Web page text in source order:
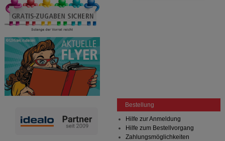
Bestellung
Hilfe zur Anmeldung
Hilfe zum Bestellvorgang
Zahlungsmöglichkeiten